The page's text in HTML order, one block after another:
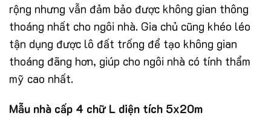
rộng nhưng vẫn đảm bảo được không gian thông
thoáng nhất cho ngôi nhà. Gia chủ cũng khéo léo
tận dụng được lô đất trống để tạo không gian
thoáng đãng hơn, giúp cho ngôi nhà có tính thẩm
mỹ cao nhất.
Mẫu nhà cấp 4 chữ L diện tích 5x20m